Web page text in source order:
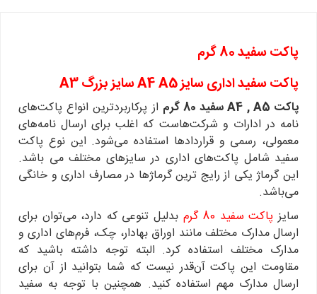
پاکت سفید 80 گرم
پاکت سفید اداری سایز A4 A5 سایز بزرگ A3
پاکت A4 , A5 سفید 80 گرم
از پرکاربردترین انواع پاکت‌های
نامه در ادارات و شرکت‌هاست که اغلب برای ارسال نامه‌های
معمولی، رسمی و قراردادها استفاده می‌شود. این نوع پاکت‌
سفید شامل پاکت‌های اداری در سایز‌های مختلف می باشد‌.
این گرماژ یکی از رایج ترین گرماژها در مصارف اداری و خانگی
می‌باشد.
سایز پاکت سفید 80 گرم
بدلیل تنوعی که دارد، می‌توان برای
ارسال مدارک مختلف مانند اوراق بهادار، چک، فرم‌های اداری و
مدارک مختلف استفاده کرد. البته توجه داشته باشید که
مقاومت این پاکت آن‌قدر نیست که شما بتوانید از آن برای
ارسال مدارک مهم استفاده کنید. همچنین با توجه به سفید